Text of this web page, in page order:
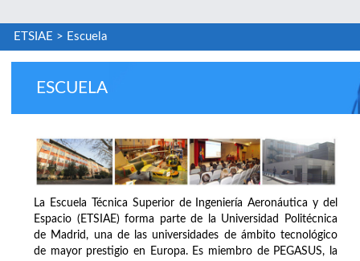
ETSIAE > Escuela
ESCUELA
La Escuela Técnica Superior de Ingeniería Aeronáutica y del
Espacio (ETSIAE) forma parte de la Universidad Politécnica
de Madrid, una de las universidades de ámbito tecnológico
de mayor prestigio en Europa. Es miembro de PEGASUS, la